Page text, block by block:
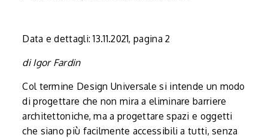
Data e dettagli: 13.11.2021, pagina 2
di Igor Fardin
Col termine Design Universale si intende un modo
di progettare che non mira a eliminare barriere
architettoniche, ma a progettare spazi e oggetti
che siano più facilmente accessibili a tutti, senza